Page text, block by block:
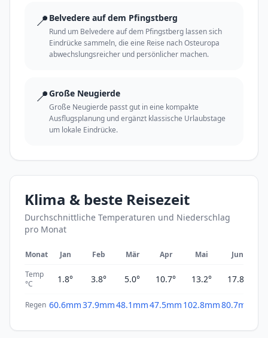
📍 Belvedere auf dem Pfingstberg
Rund um Belvedere auf dem Pfingstberg lassen sich
Eindrücke sammeln, die eine Reise nach Osteuropa
abwechslungsreicher und persönlicher machen.
📍Große Neugierde
Große Neugierde passt gut in eine kompakte
Ausflugsplanung und ergänzt klassische Urlaubstage
um lokale Eindrücke.
Klima & beste Reisezeit
Durchschnittliche Temperaturen und Niederschlag
pro Monat
Monat Jan Feb Mär Apr Mai Jun
Temp
°C
1.8° 3.8° 5.0° 10.7° 13.2° 17.8°
Regen 60.6mm37.9mm48.1mm47.5mm 102.8mm80.7mm